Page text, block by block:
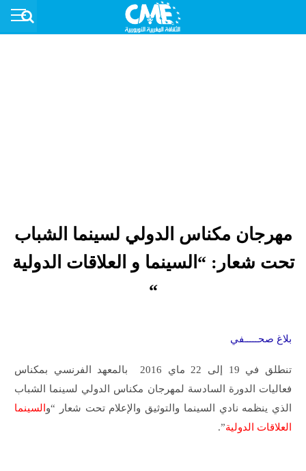
مهرجان مكناس الدولي لسينما الشباب
تحت شعار: “السينما و العلاقات الدولية
“
بلاغ صحـــــفي
تنطلق في 19 إلى 22 ماي 2016 بالمعهد الفرنسي بمكناس
فعاليات الدورة السادسة لمهرجان مكناس الدولي لسينما الشباب
الذي ينظمه نادي السينما والتوثيق والإعلام تحت شعار “و السينما
العلاقات الدولية”.